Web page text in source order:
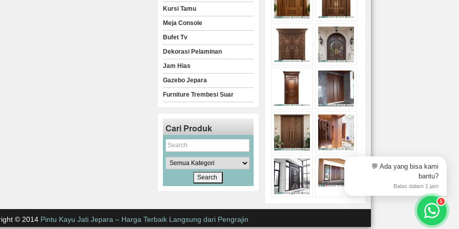
Kursi Tamu
Meja Console
Bufet Tv
Dekorasi Pelaminan
Jam Hias
Gazebo Jepara
Furniture Trembesi Suar
Cari Produk
© 2014 Pintu Kayu Jati Jepara – Harga Terbaik Langsung dari Pengrajin
💬 Ada yang bisa kami
bantu?
Balas dalam 1 jam
1